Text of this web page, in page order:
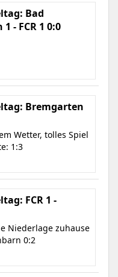
Bad
- FCR 1 0:0
Bremgarten
Wetter, tolles Spiel
1:3
FCR 1 -
Niederlage zuhause
0:2